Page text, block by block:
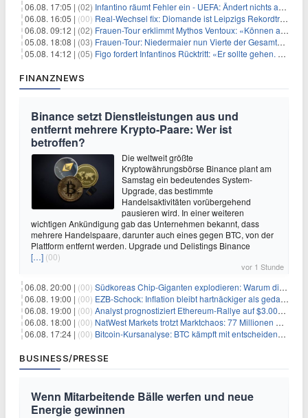
06.08. 17:05 | (02) Infantino räumt Fehler ein - UEFA: Ändert nichts an Boykott
06.08. 16:05 | (00) Real-Wechsel fix: Diomande ist Leipzigs Rekordtransfer
06.08. 09:12 | (02) Frauen-Tour erklimmt Mythos Ventoux: «Können alles schaffen»
05.08. 18:08 | (03) Frauen-Tour: Niedermaier nun Vierte der Gesamtwertung
05.08. 14:12 | (05) Figo fordert Infantinos Rücktritt: «Er sollte gehen. Jetzt»
FINANZNEWS
Binance setzt Dienstleistungen aus und
entfernt mehrere Krypto-Paare: Wer ist
betroffen?
Die weltweit größte
Kryptowährungsbörse Binance plant am
Samstag ein bedeutendes System-
Upgrade, das bestimmte
Handelsaktivitäten vorübergehend
pausieren wird. In einer weiteren
wichtigen Ankündigung gab das Unternehmen bekannt, dass
mehrere Handelspaare, darunter auch eines gegen BTC, von der
Plattform entfernt werden. Upgrade und Delistings Binance
[…] (00)
vor 1 Stunde
06.08. 20:00 | (00) Südkoreas Chip-Giganten explodieren: Warum dieser Rekord-Tag die KI-Branche erschüttert
06.08. 19:00 | (00) EZB-Schock: Inflation bleibt hartnäckiger als gedacht – 2027 wird zum kritischen Test
06.08. 19:00 | (00) Analyst prognostiziert Ethereum-Rallye auf $3.000 nach entscheidendem On-Chain-Ausbruch
06.08. 18:00 | (00) NatWest Markets trotzt Marktchaos: 77 Millionen Pfund Gewinn im ersten Halbjahr
06.08. 17:24 | (00) Bitcoin-Kursanalyse: BTC kämpft mit entscheidender $65K-Hürde, während sich ein Liquidationscluster aufbaut
BUSINESS/PRESSE
Wenn Mitarbeitende Bälle werfen und neue
Energie gewinnen